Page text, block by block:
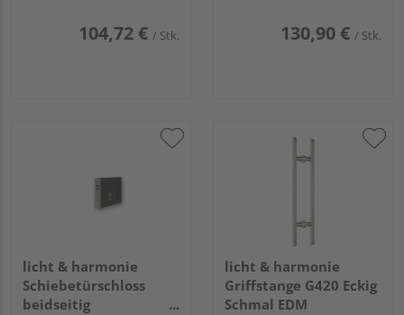
104,72 € / Stk. 130,90 € / Stk.
licht & harmonie
Schiebetürschloss
beidseitig
licht & harmonie
Griffstange G420 Eckig
Schmal EDM